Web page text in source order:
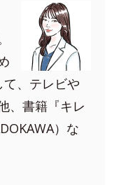
、テレビや
、書籍『キレ
）な